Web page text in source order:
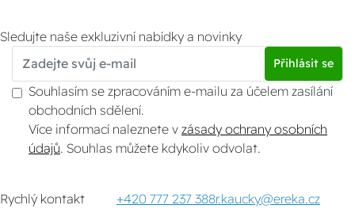
Sledujte naše exkluzivní nabídky a novinky
Přihlásit se
Souhlasím se zpracováním e-mailu za účelem zasílání
obchodních sdělení.
Více informací naleznete v zásady ochrany osobních
údajů . Souhlas můžete kdykoliv odvolat.
Rychlý kontakt +420 777 237 388r.kaucky@ereka.cz